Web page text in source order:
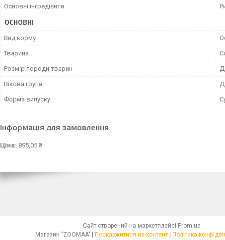
Основні інгредієнти
ОСНОВНІ
Вид корму
Тварина
Розмір породи тварин
Вікова група
Форма випуску
Інформація для замовлення
Ціна: 895,05 ₴
Сайт створений на маркетплейсі Prom.ua
Магазин "ZOOMAA" | Поскаржитися на контент | Політика